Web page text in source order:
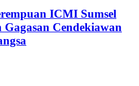
ICMI Sumsel
Cendekiawan